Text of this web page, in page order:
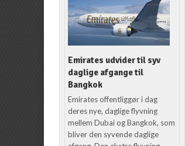
Emirates udvider til syv
daglige afgange til
Bangkok
Emirates offentliggør i dag
deres nye, daglige flyvning
mellem Dubai og Bangkok, som
bliver den syvende daglige